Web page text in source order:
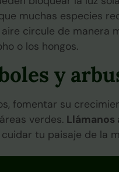
muchas especies
circule de
o los hongos.
y
fomentar su
verdes. Llámanos
tu paisaje de la